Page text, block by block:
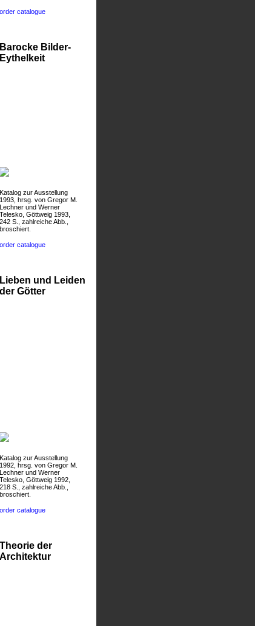
order catalogue
Barocke Bilder-
Eythelkeit
Katalog zur Ausstellung
1993, hrsg. von Gregor M.
Lechner und Werner
Telesko, Göttweig 1993,
242 S., zahlreiche Abb.,
broschiert.
order catalogue
Lieben und Leiden
der Götter
Katalog zur Ausstellung
1992, hrsg. von Gregor M.
Lechner und Werner
Telesko, Göttweig 1992,
218 S., zahlreiche Abb.,
broschiert.
order catalogue
Theorie der
Architektur